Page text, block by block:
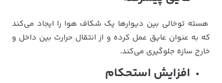
هسته توخالی بین دیوارها یک شکاف هوا را ایجاد می‌کند
که به عنوان عایق عمل کرده و از انتقال حرارت بین داخل و
خارج سازه جلوگیری می‌کند.
افزایش استحکام